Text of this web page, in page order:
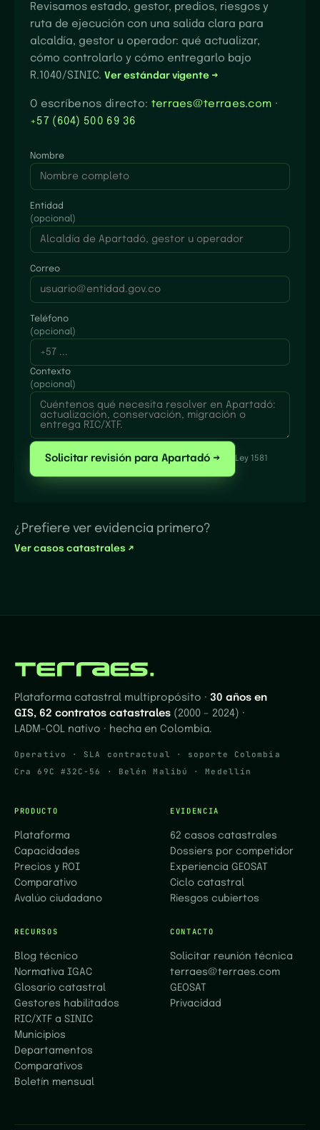
Revisamos estado, gestor, predios, riesgos y
ruta de ejecución con una salida clara para
alcaldía, gestor u operador: qué actualizar,
cómo controlarlo y cómo entregarlo bajo
R.1040/SINIC. Ver estándar vigente →
O escríbenos directo: terraes@terraes.com ·
+57 (604) 500 69 36
Nombre
Entidad
(opcional)
Correo
Teléfono
(opcional)
Contexto
(opcional)
Solicitar revisión para Apartadó → Ley 1581
¿Prefiere ver evidencia primero?
Ver casos catastrales ↗
Plataforma catastral multipropósito · 30 años en
GIS, 62 contratos catastrales (2000 – 2024) ·
LADM-COL nativo · hecha en Colombia.
Operativo · SLA contractual · soporte Colombia
Cra 69C #32C-56 · Belén Malibú · Medellín
PRODUCTO
Plataforma
Capacidades
Precios y ROI
Comparativo
Avalúo ciudadano
EVIDENCIA
62 casos catastrales
Dossiers por competidor
Experiencia GEOSAT
Ciclo catastral
Riesgos cubiertos
RECURSOS
Blog técnico
Normativa IGAC
Glosario catastral
Gestores habilitados
RIC/XTF a SINIC
Municipios
Departamentos
Comparativos
Boletín mensual
CONTACTO
Solicitar reunión técnica
terraes@terraes.com
GEOSAT
Privacidad